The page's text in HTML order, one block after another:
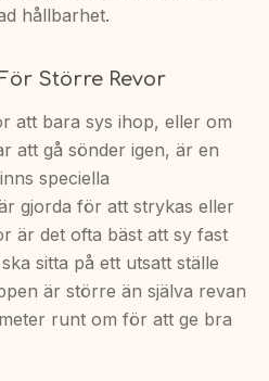
hållbarhet.
Större Revor
att bara sys ihop, eller om
att gå sönder igen, är en
speciella
gjorda för att strykas eller
är det ofta bäst att sy fast
sitta på ett utsatt ställe
är större än själva revan
runt om för att ge bra